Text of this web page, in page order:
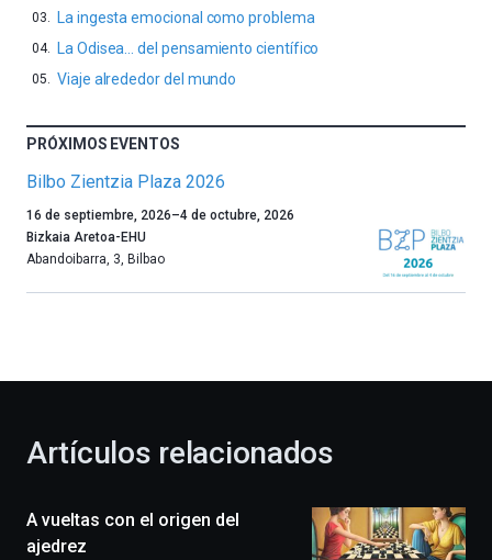
La ingesta emocional como problema
La Odisea… del pensamiento científico
Viaje alrededor del mundo
PRÓXIMOS EVENTOS
Bilbo Zientzia Plaza 2026
Un
año
más,
celebración
novena
edición
16 de septiembre, 2026–4 de octubre, 2026
Bizkaia Aretoa-EHU
Abandoibarra, 3, Bilbao
Artículos relacionados
A vueltas con el origen del
ajedrez